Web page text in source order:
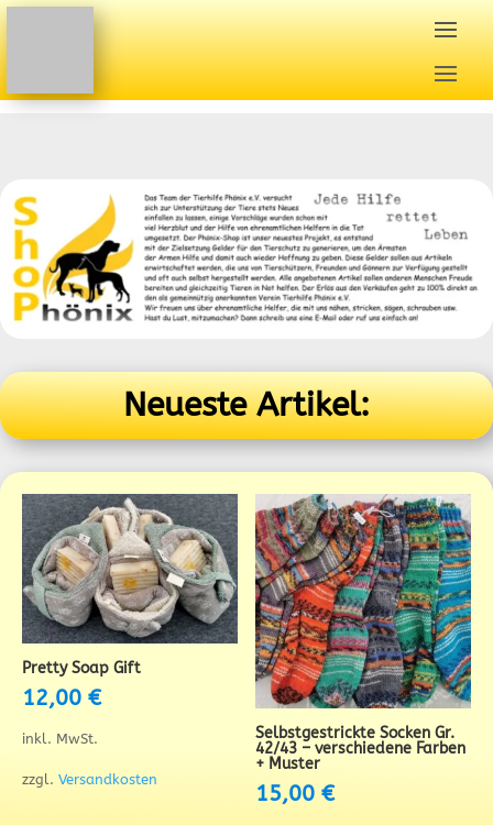
Neueste Artikel:
Pretty Soap Gift
12,00 €
inkl. MwSt.
zzgl. Versandkosten
Selbstgestrickte Socken Gr.
42/43 – verschiedene Farben
+ Muster
15,00€